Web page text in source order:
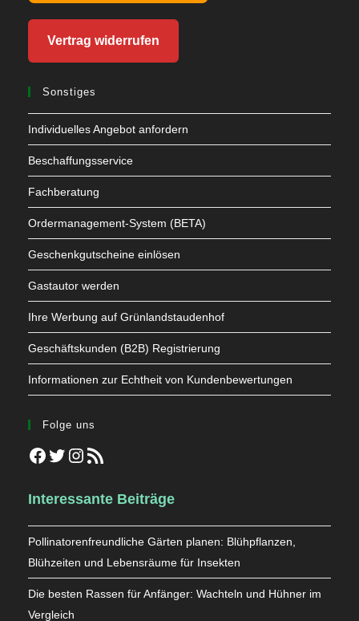
Vertrag widerrufen
Sonstiges
Individuelles Angebot anfordern
Beschaffungsservice
Fachberatung
Ordermanagement-System (BETA)
Geschenkgutscheine einlösen
Gastautor werden
Ihre Werbung auf Grünlandstaudenhof
Geschäftskunden (B2B) Registrierung
Informationen zur Echtheit von Kundenbewertungen
Folge uns
Facebook
TwitterInstagram
RSS-Feed
Interessante Beiträge
Pollinatorenfreundliche Gärten planen: Blühpflanzen,
Blühzeiten und Lebensräume für Insekten
Die besten Rassen für Anfänger: Wachteln und Hühner im
Vergleich